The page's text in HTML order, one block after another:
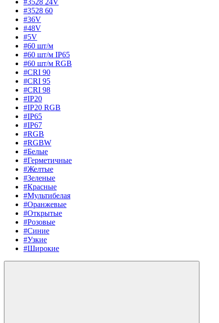
#3528 24V
#3528 60
#36V
#48V
#5V
#60 шт/м
#60 шт/м IP65
#60 шт/м RGB
#CRI 90
#CRI 95
#CRI 98
#IP20
#IP20 RGB
#IP65
#IP67
#RGB
#RGBW
#Белые
#Герметичные
#Желтые
#Зеленые
#Красные
#Мультибелая
#Оранжевые
#Открытые
#Розовые
#Синие
#Узкие
#Широкие